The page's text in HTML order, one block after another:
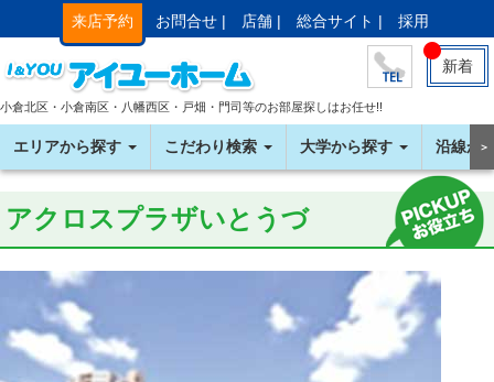
来店予約 お問合せ | 店舗 | 総合サイト | 採用
新着
小倉北区・小倉南区・八幡西区・戸畑・門司等のお部屋探しはお任せ!!
エリアから探す こだわり検索 大学から探す 沿線か＞
アクロスプラザいとうづ